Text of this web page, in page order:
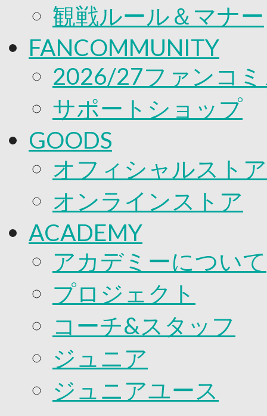
観戦ルール＆マナー
FANCOMMUNITY
2026/27ファンコ
サポートショップ
GOODS
オフィシャルスト
オンラインストア
ACADEMY
アカデミーについて
プロジェクト
コーチ&スタッフ
ジュニア
ジュニアユース